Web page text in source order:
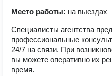
Место работы: на выездах
Специалисты агентства
профессиональные
‌24/7 на связи. При
вы можете оперативно их
время.